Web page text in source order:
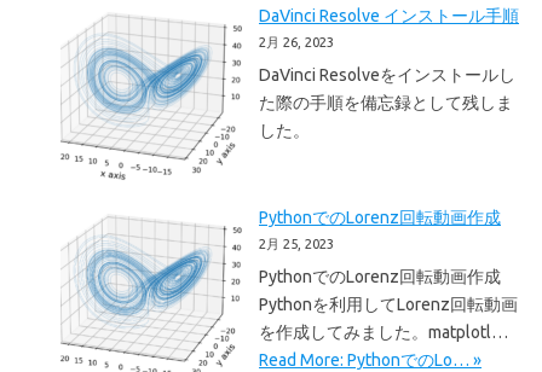
DaVinci Resolve インストール手順
2月 26, 2023
DaVinci Resolveをインストールし
た際の手順を備忘録として残しま
した。
PythonでのLorenz回転動画作成
2月 25, 2023
PythonでのLorenz回転動画作成
Pythonを利用してLorenz回転動画
を作成してみました。matplotl…
Read More: PythonでのLo… »